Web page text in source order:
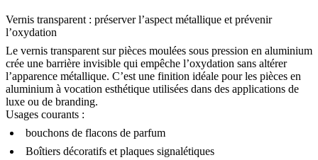
Vernis transparent : préserver l’aspect métallique et prévenir
l’oxydation
Le vernis transparent sur pièces moulées sous pression en aluminium
crée une barrière invisible qui empêche l’oxydation sans altérer
l’apparence métallique. C’est une finition idéale pour les pièces en
aluminium à vocation esthétique utilisées dans des applications de
luxe ou de branding.
Usages courants :
bouchons de flacons de parfum
Boîtiers décoratifs et plaques signalétiques